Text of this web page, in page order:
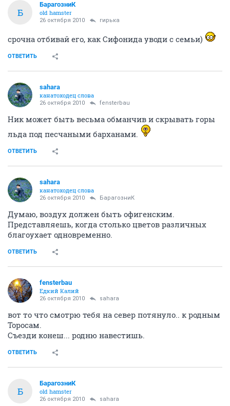
Б
БарагозниК
old hamster
26 октября 2010 гирька
срочна отбивай его, как Сифонида уводи с семьи)
ОТВЕТИТЬ
sahara
канатоходец слова
26 октября 2010 fensterbau
Ник может быть весьма обманчив и скрывать горы
льда под песчаными барханами.
ОТВЕТИТЬ
sahara
канатоходец слова
26 октября 2010 БарагозниК
Думаю, воздух должен быть офигенским.
Представляешь, когда столько цветов различных
благоухает одновременно.
ОТВЕТИТЬ
fensterbau
Едкий Калий
26 октября 2010 sahara
вот то что смотрю тебя на север потянуло.. к родным
Торосам.
Съезди конеш... родню навестишь.
ОТВЕТИТЬ
Б
БарагозниК
old hamster
26 октября 2010 sahara